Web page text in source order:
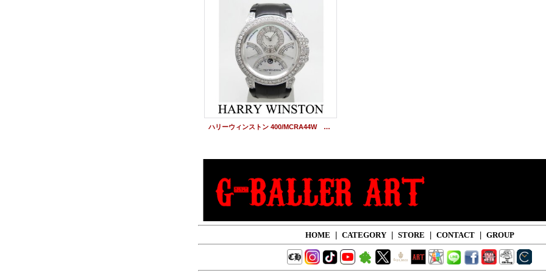
ハリーウィンストン 400/MCRA44W オーシャン3レトログラードクロノグラフ アフターダイヤ
HOME CATEGORY STORE CONTACT GROUP